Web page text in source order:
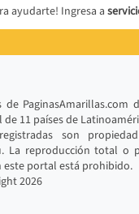
ayudarte! Ingresa a
PaginasAmarillas.com
11 países de
son
La reproducción total o
portal está prohibido.
2026